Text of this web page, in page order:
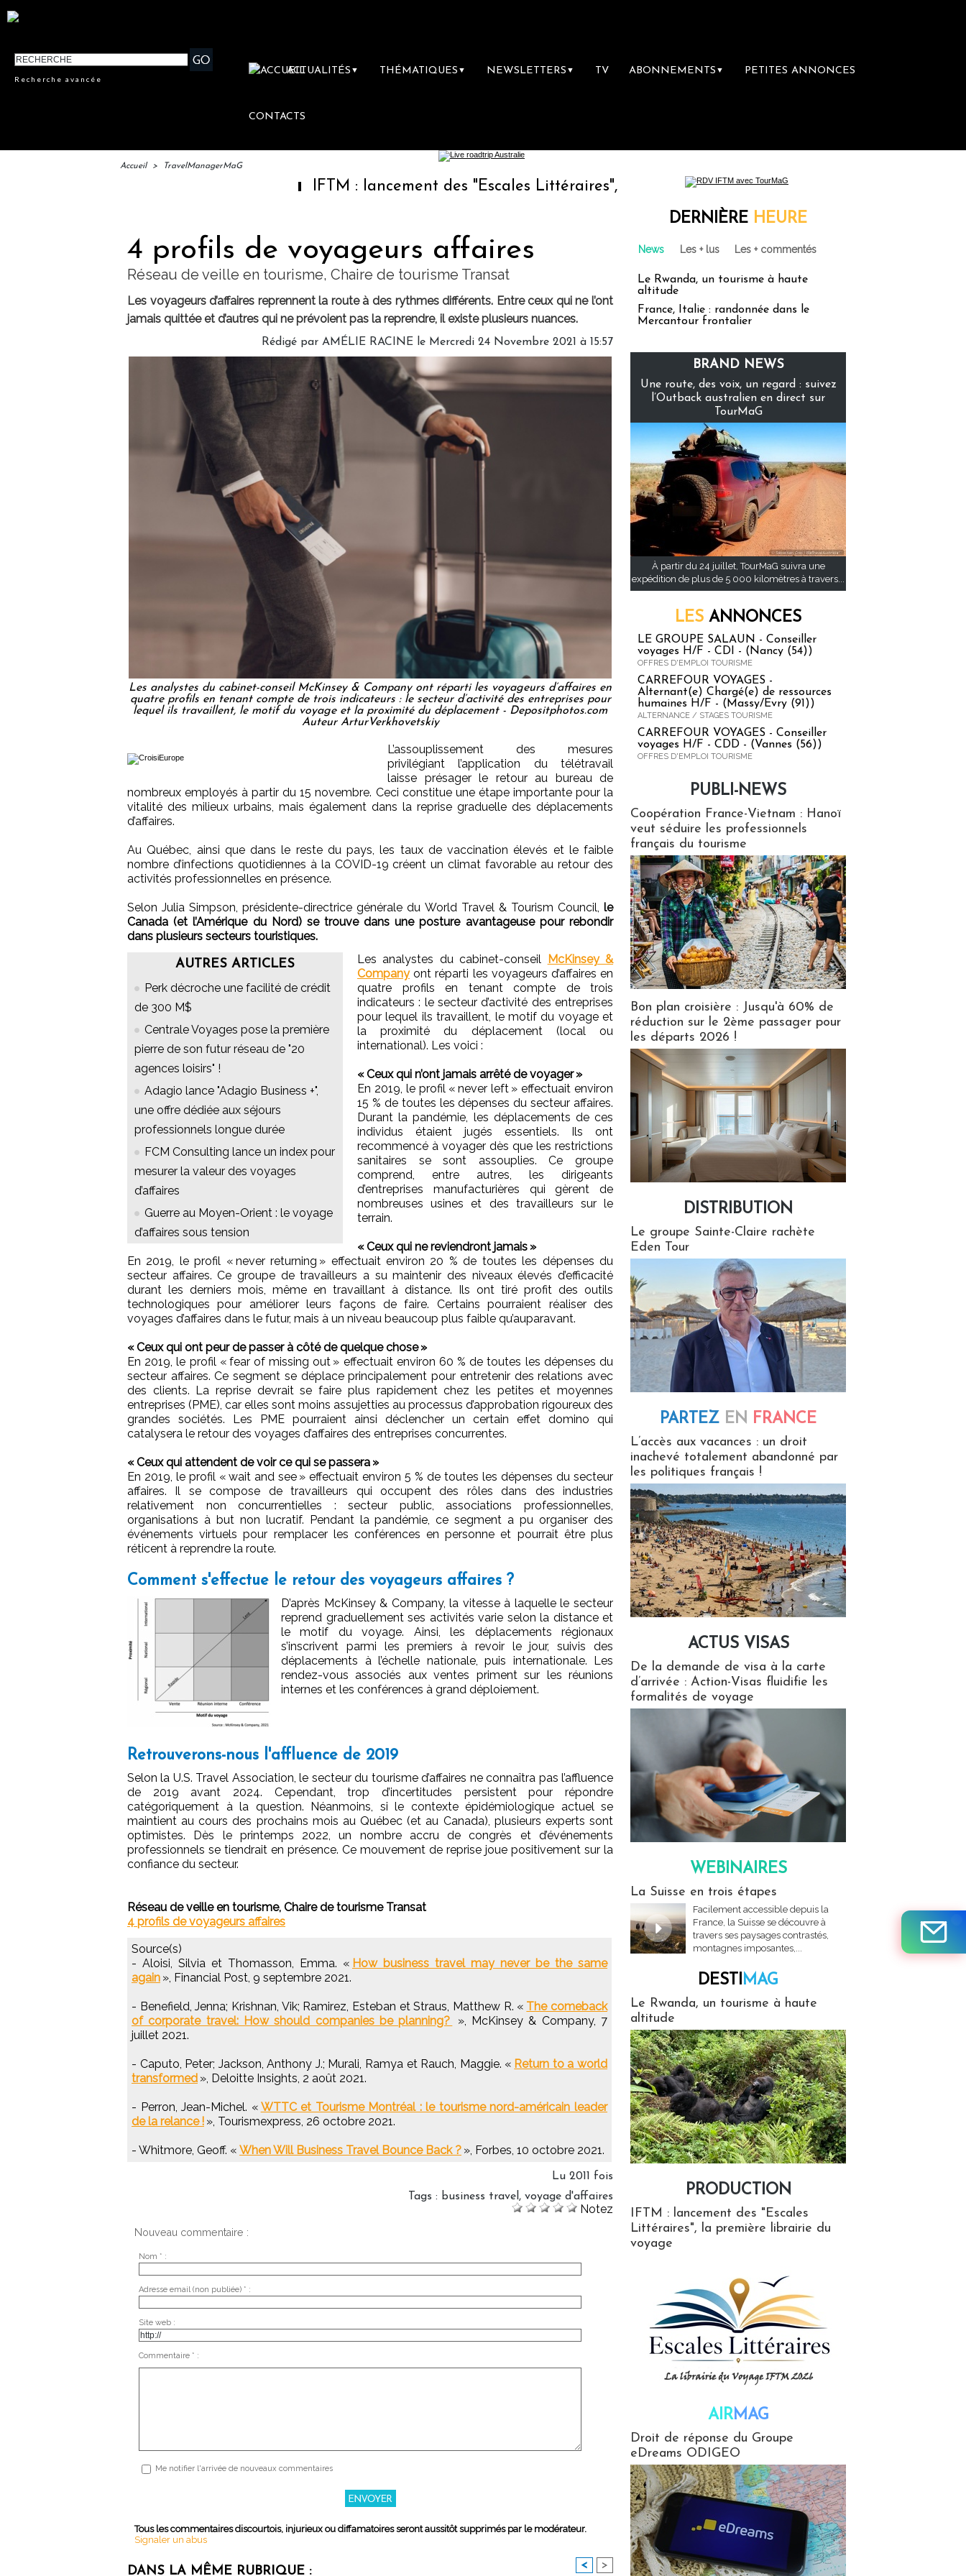
Recherche avancée
ACTUALITÉS ▼ THÉMATIQUES ▼ NEWSLETTERS ▼ TV ABONNEMENTS ▼ PETITES ANNONCES
CONTACTS
Accueil > TravelManagerMaG
IFTM : lancement des "Escales Littéraires", la première librairie du voyage
4 profils de voyageurs affaires
Réseau de veille en tourisme, Chaire de tourisme Transat
Les voyageurs d’affaires reprennent la route à des rythmes différents. Entre ceux qui ne l’ont
jamais quittée et d’autres qui ne prévoient pas la reprendre, il existe plusieurs nuances.
Rédigé par AMÉLIE RACINE le Mercredi 24 Novembre 2021 à 15:57
Les analystes du cabinet-conseil McKinsey & Company ont réparti les voyageurs d’affaires en
quatre profils en tenant compte de trois indicateurs : le secteur d’activité des entreprises pour
lequel ils travaillent, le motif du voyage et la proximité du déplacement - Depositphotos.com
Auteur ArturVerkhovetskiy
L’assouplissement des mesures
privilégiant l’application du télétravail
laisse présager le retour au bureau de
nombreux employés à partir du 15 novembre. Ceci constitue une étape importante pour la
vitalité des milieux urbains, mais également dans la reprise graduelle des déplacements
d’affaires.
Au Québec, ainsi que dans le reste du pays, les taux de vaccination élevés et le faible
nombre d’infections quotidiennes à la COVID-19 créent un climat favorable au retour des
activités professionnelles en présence.
Selon Julia Simpson, présidente-directrice générale du World Travel & Tourism Council, le
Canada (et l’Amérique du Nord) se trouve dans une posture avantageuse pour rebondir
dans plusieurs secteurs touristiques.
AUTRES ARTICLES
Perk décroche une facilité de crédit
de 300 M$
Centrale Voyages pose la première
pierre de son futur réseau de "20
agences loisirs" !
Adagio lance "Adagio Business +",
une offre dédiée aux séjours
professionnels longue durée
FCM Consulting lance un index pour
mesurer la valeur des voyages
d’affaires
Guerre au Moyen-Orient : le voyage
d’affaires sous tension
Les analystes du cabinet-conseil McKinsey &
Companyont réparti les voyageurs d’affaires en
quatre profils en tenant compte de trois
indicateurs : le secteur d’activité des entreprises
pour lequel ils travaillent, le motif du voyage et
la proximité du déplacement (local ou
international). Les voici :
« Ceux qui n’ont jamais arrêté de voyager »
En 2019, le profil « never left » effectuait environ
15 % de toutes les dépenses du secteur affaires.
Durant la pandémie, les déplacements de ces
individus étaient jugés essentiels. Ils ont
recommencé à voyager dès que les restrictions
sanitaires se sont assouplies. Ce groupe
comprend, entre autres, les dirigeants
d’entreprises manufacturières qui gèrent de
nombreuses usines et des travailleurs sur le
terrain.
« Ceux qui ne reviendront jamais »
En 2019, le profil « never returning » effectuait environ 20 % de toutes les dépenses du
secteur affaires. Ce groupe de travailleurs a su maintenir des niveaux élevés d’efficacité
durant les derniers mois, même en travaillant à distance. Ils ont tiré profit des outils
technologiques pour améliorer leurs façons de faire. Certains pourraient réaliser des
voyages d’affaires dans le futur, mais à un niveau beaucoup plus faible qu’auparavant.
« Ceux qui ont peur de passer à côté de quelque chose »
En 2019, le profil « fear of missing out » effectuait environ 60 % de toutes les dépenses du
secteur affaires. Ce segment se déplace principalement pour entretenir des relations avec
des clients. La reprise devrait se faire plus rapidement chez les petites et moyennes
entreprises (PME), car elles sont moins assujetties au processus d’approbation rigoureux des
grandes sociétés. Les PME pourraient ainsi déclencher un certain effet domino qui
catalysera le retour des voyages d’affaires des entreprises concurrentes.
« Ceux qui attendent de voir ce qui se passera »
En 2019, le profil « wait and see » effectuait environ 5 % de toutes les dépenses du secteur
affaires. Il se compose de travailleurs qui occupent des rôles dans des industries
relativement non concurrentielles : secteur public, associations professionnelles,
organisations à but non lucratif. Pendant la pandémie, ce segment a pu organiser des
événements virtuels pour remplacer les conférences en personne et pourrait être plus
réticent à reprendre la route.
Comment s'effectue le retour des voyageurs affaires ?
D’après McKinsey & Company, la vitesse à laquelle le secteur
reprend graduellement ses activités varie selon la distance et
le motif du voyage. Ainsi, les déplacements régionaux
s’inscrivent parmi les premiers à revoir le jour, suivis des
déplacements à l’échelle nationale, puis internationale. Les
rendez-vous associés aux ventes priment sur les réunions
internes et les conférences à grand déploiement.
Retrouverons-nous l'affluence de 2019
Selon la U.S. Travel Association, le secteur du tourisme d’affaires ne connaîtra pas l’affluence
de 2019 avant 2024. Cependant, trop d’incertitudes persistent pour répondre
catégoriquement à la question. Néanmoins, si le contexte épidémiologique actuel se
maintient au cours des prochains mois au Québec (et au Canada), plusieurs experts sont
optimistes. Dès le printemps 2022, un nombre accru de congrès et d’événements
professionnels se tiendrait en présence. Ce mouvement de reprise joue positivement sur la
confiance du secteur.
Réseau de veille en tourisme, Chaire de tourisme Transat
4 profils de voyageurs affaires
Source(s)
- Aloisi, Silvia et Thomasson, Emma. « How business travel may never be the same
again », Financial Post, 9 septembre 2021.
- Benefield, Jenna; Krishnan, Vik; Ramirez, Esteban et Straus, Matthew R. « The comeback
of corporate travel: How should companies be planning?
», McKinsey & Company, 7
juillet 2021.
- Caputo, Peter; Jackson, Anthony J.; Murali, Ramya et Rauch, Maggie. « Return to a world
transformed », Deloitte Insights, 2 août 2021.
- Perron, Jean-Michel. « WTTC et Tourisme Montréal : le tourisme nord-américain leader
de la relance ! », Tourismexpress, 26 octobre 2021.
- Whitmore, Geoff. « When Will Business Travel Bounce Back ? », Forbes, 10 octobre 2021.
Lu 2011 fois
Tags : business travel , voyage d'affaires
Notez
Nouveau commentaire :
Nom * :
Adresse email (non publiée) * :
Site web :
Commentaire * :
Me notifier l'arrivée de nouveaux commentaires
Tous les commentaires discourtois, injurieux ou diffamatoires seront aussitôt supprimés par le modérateur.
Signaler un abus
DANS LA MÊME RUBRIQUE : < >
DERNIÈRE HEURE
News Les + lus Les + commentés
Le Rwanda, un tourisme à haute
altitude
France, Italie : randonnée dans le
Mercantour frontalier
BRAND NEWS
Une route, des voix, un regard : suivez
l’Outback australien en direct sur
TourMaG
À partir du 24 juillet, TourMaG suivra une
expédition de plus de 5 000 kilomètres à travers...
LES ANNONCES
LE GROUPE SALAUN - Conseiller
voyages H/F - CDI - (Nancy (54))
OFFRES D'EMPLOI TOURISME
CARREFOUR VOYAGES -
Alternant(e) Chargé(e) de ressources
humaines H/F - (Massy/Evry (91))
ALTERNANCE / STAGES TOURISME
CARREFOUR VOYAGES - Conseiller
voyages H/F - CDD - (Vannes (56))
OFFRES D'EMPLOI TOURISME
PUBLI-NEWS
Coopération France-Vietnam : Hanoï
veut séduire les professionnels
français du tourisme
Bon plan croisière : Jusqu'à 60% de
réduction sur le 2ème passager pour
les départs 2026 !
DISTRIBUTION
Le groupe Sainte-Claire rachète
Eden Tour
PARTEZ EN FRANCE
L’accès aux vacances : un droit
inachevé totalement abandonné par
les politiques français !
ACTUS VISAS
De la demande de visa à la carte
d’arrivée : Action-Visas fluidifie les
formalités de voyage
WEBINAIRES
La Suisse en trois étapes
Facilement accessible depuis la
France, la Suisse se découvre à
travers ses paysages contrastés,
montagnes imposantes,...
DESTIMAG
Le Rwanda, un tourisme à haute
altitude
PRODUCTION
IFTM : lancement des "Escales
Littéraires", la première librairie du
voyage
AIRMAG
Droit de réponse du Groupe
eDreams ODIGEO